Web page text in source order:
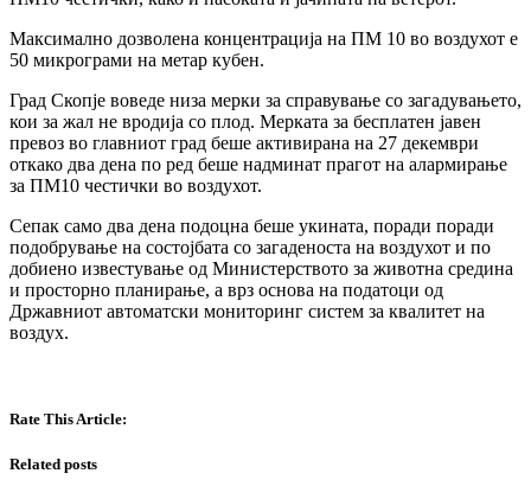
Максимално дозволена концентрација на ПМ 10 во воздухот е
50 микрограми на метар кубен.
Град Скопје воведе низа мерки за справување со загадувањето,
кои за жал не вродија со плод. Мерката за бесплатен јавен
превоз во главниот град беше активирана на 27 декември
откако два дена по ред беше надминат прагот на алармирање
за ПМ10 честички во воздухот.
Сепак само два дена подоцна беше укината, поради поради
подобрување на состојбата со загаденоста на воздухот и по
добиено известување од Министерството за животна средина
и просторно планирање, а врз основа на податоци од
Државниот автоматски мониторинг систем за квалитет на
воздух.
Rate This Article:
Related posts